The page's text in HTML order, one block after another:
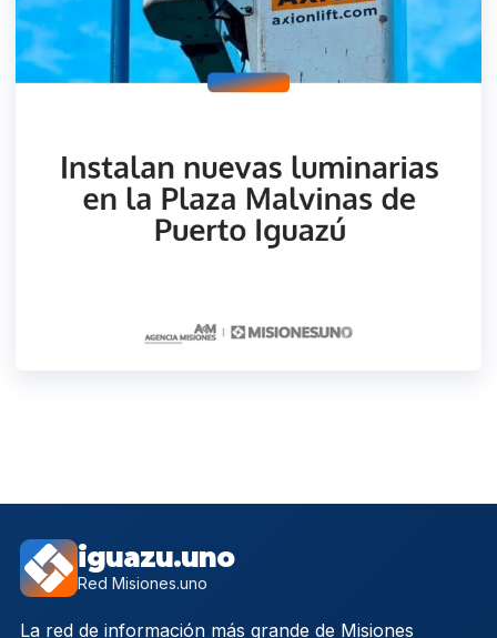
iguazu.uno
Red Misiones.uno
La red de información más grande de Misiones